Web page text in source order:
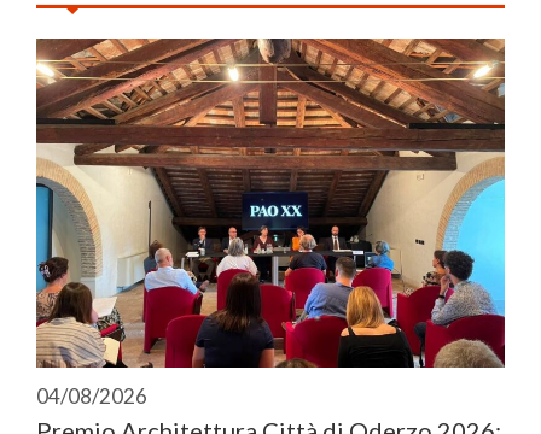
04/08/2026